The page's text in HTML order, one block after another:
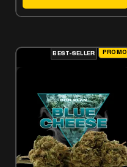
BEST-SELLER PROMO